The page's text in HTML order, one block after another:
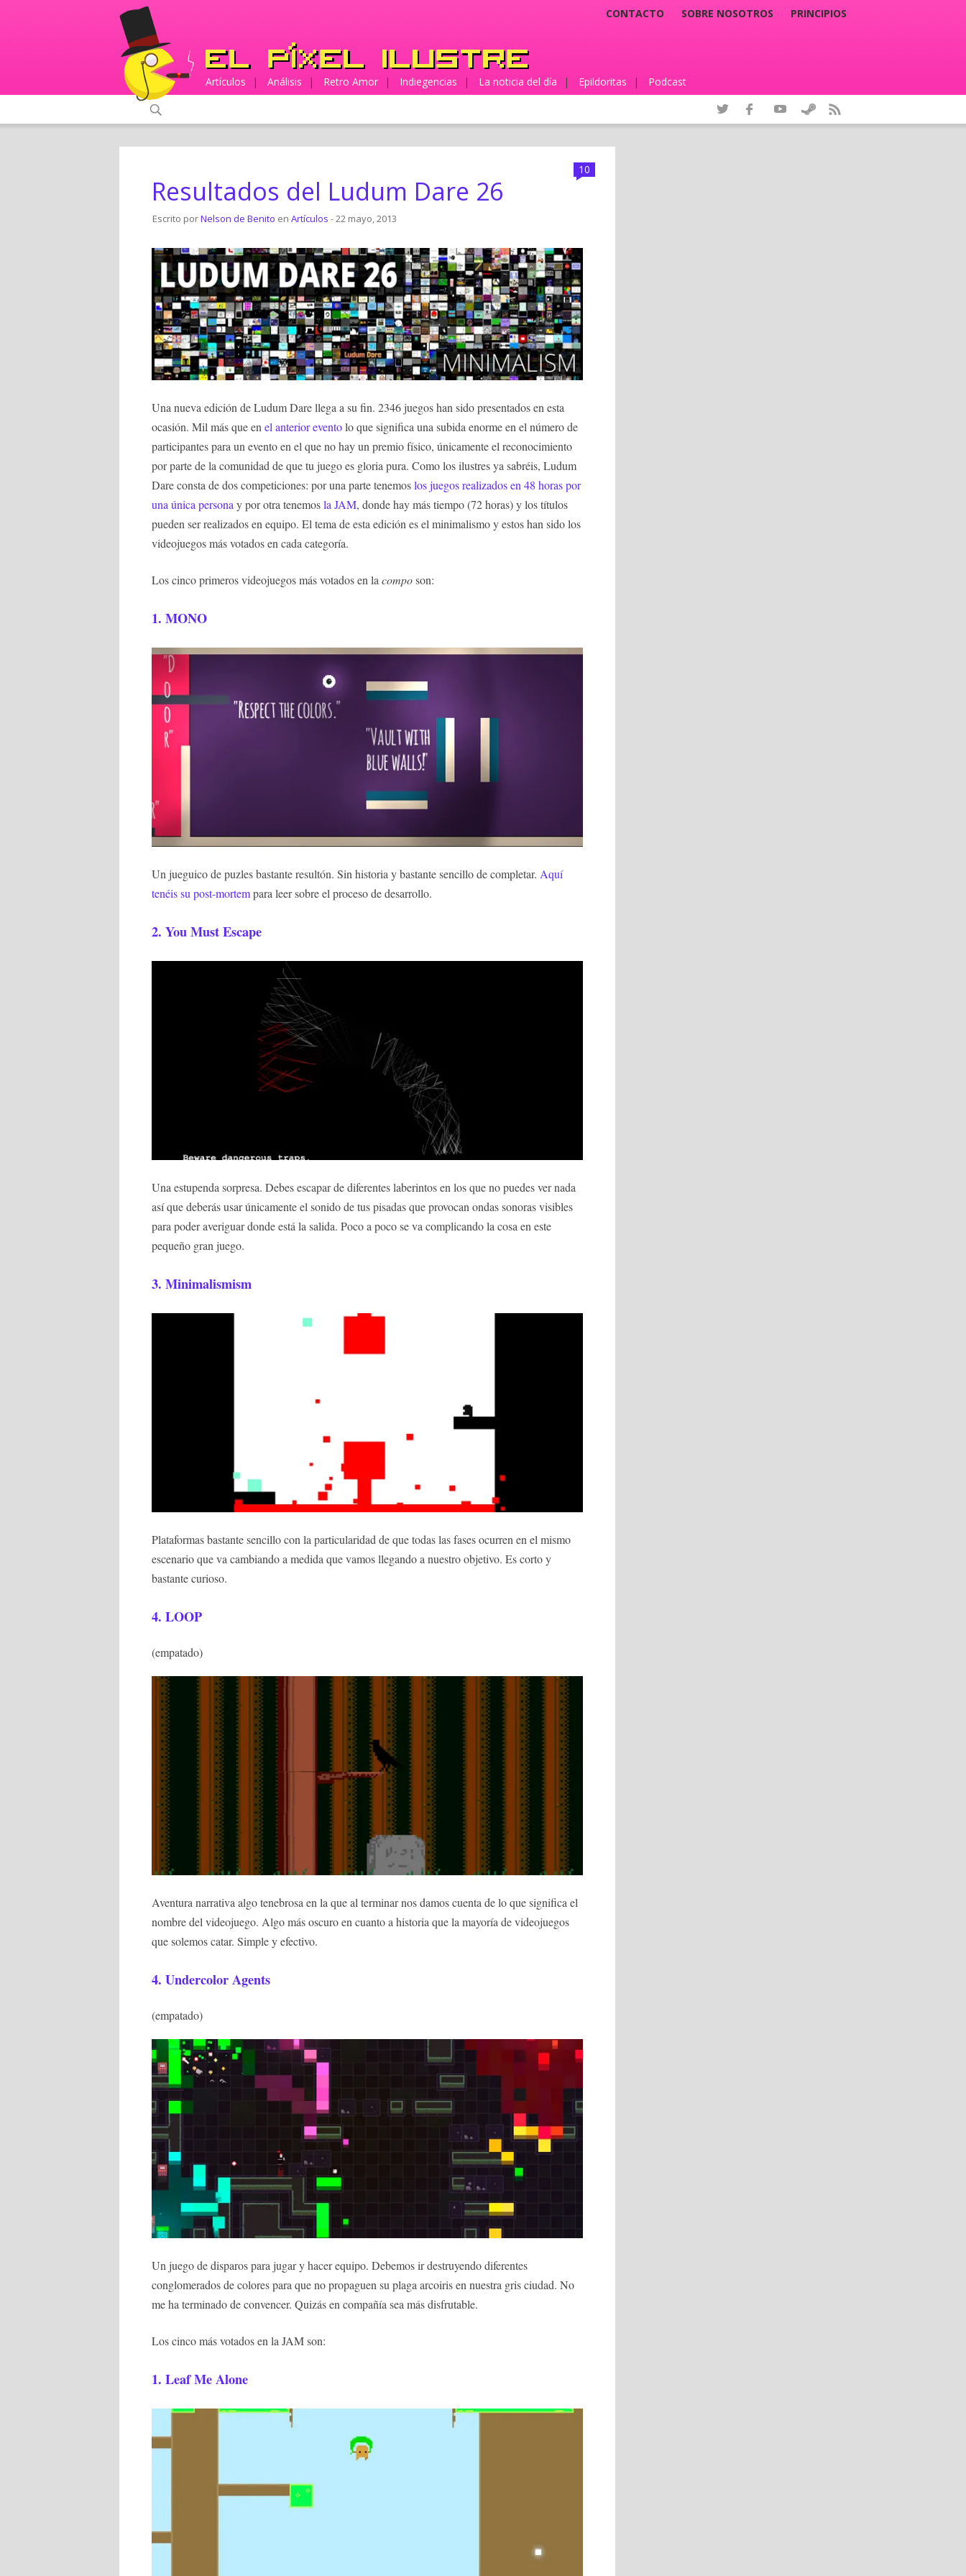
CONTACTO SOBRE NOSOTROS PRINCIPIOS
Artículos | Análisis | Retro Amor | Indiegencias | La noticia del día | Epildoritas | Podcast
10
Resultados del Ludum Dare 26
Escrito porNelson de Benito en Artículos - 22 mayo, 2013
Una nueva edición de Ludum Dare llega a su fin. 2346 juegos han sido presentados en esta
ocasión. Mil más que enel anterior eventolo que significa una subida enorme en el número de
participantes para un evento en el que no hay un premio físico, únicamente el reconocimiento
por parte de la comunidad de que tu juego es gloria pura. Como los ilustres ya sabréis, Ludum
Dare consta de dos competiciones: por una parte tenemoslos juegos realizados en 48 horas por
una única personay por otra tenemosla JAM, donde hay más tiempo (72 horas) y los títulos
pueden ser realizados en equipo. El tema de esta edición es el minimalismo y estos han sido los
videojuegos más votados en cada categoría.
Los cinco primeros videojuegos más votados en lacomposon:
1. MONO
Un jueguico de puzles bastante resultón. Sin historia y bastante sencillo de completar. Aquí
tenéis su post-mortempara leer sobre el proceso de desarrollo.
2. You Must Escape
Una estupenda sorpresa. Debes escapar de diferentes laberintos en los que no puedes ver nada
así que deberás usar únicamente el sonido de tus pisadas que provocan ondas sonoras visibles
para poder averiguar donde está la salida. Poco a poco se va complicando la cosa en este
pequeño gran juego.
3. Minimalismism
Plataformas bastante sencillo con la particularidad de que todas las fases ocurren en el mismo
escenario que va cambiando a medida que vamos llegando a nuestro objetivo. Es corto y
bastante curioso.
4. LOOP
(empatado)
Aventura narrativa algo tenebrosa en la que al terminar nos damos cuenta de lo que significa el
nombre del videojuego. Algo más oscuro en cuanto a historia que la mayoría de videojuegos
que solemos catar. Simple y efectivo.
4. Undercolor Agents
(empatado)
Un juego de disparos para jugar y hacer equipo. Debemos ir destruyendo diferentes
conglomerados de colores para que no propaguen su plaga arcoiris en nuestra gris ciudad. No
me ha terminado de convencer. Quizás en compañía sea más disfrutable.
Los cinco más votados en la JAM son:
1. Leaf Me Alone